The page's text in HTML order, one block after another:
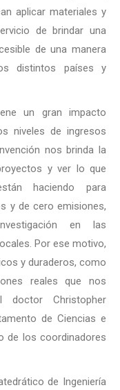
aplicar materiales y
de brindar una
de una manera
distintos países y
un gran impacto
niveles de ingresos
nos brinda la
y ver lo que
haciendo para
y de cero emisiones,
en las
Por ese motivo,
y duraderos, como
reales que nos
doctor Christopher
de Ciencias e
de los coordinadores
de Ingeniería